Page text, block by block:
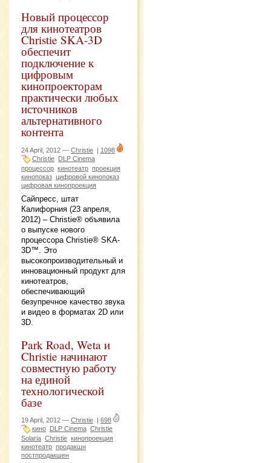
Новый процессор
для кинотеатров
Christie SKA-3D
обеспечит
подключение к
цифровым
кинопроекторам
практически любых
источников
альтернативного
контента
24 April, 2012 — Christie | 1098
Christie DLP Cinema
процессор кинотеатр проекция
кинопоказ цифровой кинопоказ
цифровая кинопроекция
Сайпресс, штат
Калифорния (23 апреля,
2012) – Christie® объявила
о выпуске нового
процессора Christie® SKA-
3D™. Это
высокопроизводительный и
инновационный продукт для
кинотеатров,
обеспечивающий
безупречное качество звука
и видео в форматах 2D или
3D.
Park Road, Weta и
Christie начинают
совместную работу
на единой
технологической
базе
19 April, 2012 — Christie
698
кино
DLP Cinema Christie
Solaria Christie кинопроекция
кинотеатр продакшн
постпродакшен